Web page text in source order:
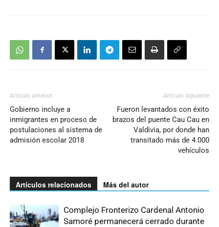
Artículo anterior
Gobierno incluye a
inmigrantes en proceso de
postulaciones al sistema de
admisión escolar 2018
Artículo siguiente
Fueron levantados con éxito
brazos del puente Cau Cau en
Valdivia, por donde han
transitado más de 4.000
vehículos
Artículos relacionados Más del autor
Complejo Fronterizo Cardenal Antonio
Samoré permanecerá cerrado durante